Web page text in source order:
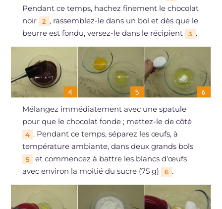
Pendant ce temps, hachez finement le chocolat
noir
2 , rassemblez-le dans un bol et dès que le
beurre est fondu, versez-le dans le récipient
3 .
Mélangez immédiatement avec une spatule
pour que le chocolat fonde ; mettez-le de côté
4 . Pendant ce temps, séparez les œufs, à
température ambiante, dans deux grands bols
5
et commencez à battre les blancs d'œufs
avec environ la moitié du sucre (75 g)
6 .